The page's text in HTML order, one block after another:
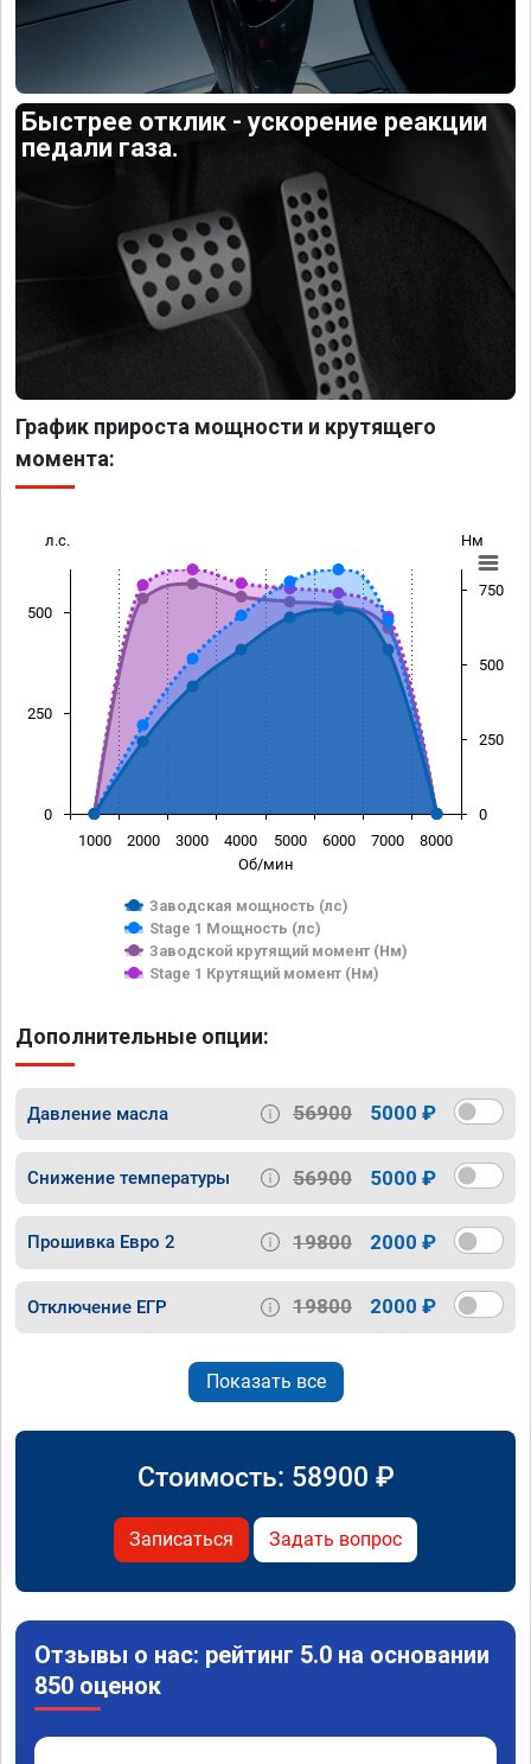
Быстрее отклик - ускорение реакции
педали газа.
График прироста мощности и крутящего
момента:
Об/мин
л.с. Нм
Заводская мощность (лс)
Stage 1 Мощность (лс)
Заводской крутящий момент (Нм)
Stage 1 Крутящий момент (Нм)
1000 2000 3000 4000 5000 6000 7000 8000
0
250
500
0
250
500
750
Дополнительные опции:
Давление масла 56900 5000 ₽
Снижение температуры 56900 5000 ₽
Прошивка Евро 2 19800 2000 ₽
Отключение ЕГР 19800 2000 ₽
Показать все
Стоимость: 58900 ₽
Записаться Задать вопрос
Отзывы о нас: рейтинг 5.0 на основании
850 оценок